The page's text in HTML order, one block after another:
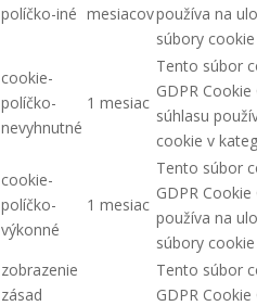
políčko-iné mesiacovpoužíva na
súbory
cookie-
políčko-
nevyhnutné
1 mesiac
Tento súbor
GDPR
súhlasu
cookie v
cookie-
políčko-
výkonné
1 mesiac
Tento súbor
GDPR
používa na
súbory cookie
zobrazenie
zásad
Tento súbor
GDPR